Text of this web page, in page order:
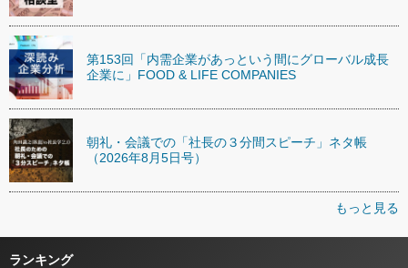
第153回「内需企業があっという間にグローバル成長
企業に」FOOD & LIFE COMPANIES
朝礼・会議での「社長の３分間スピーチ」ネタ帳
（2026年8月5日号）
もっと見る
ランキング